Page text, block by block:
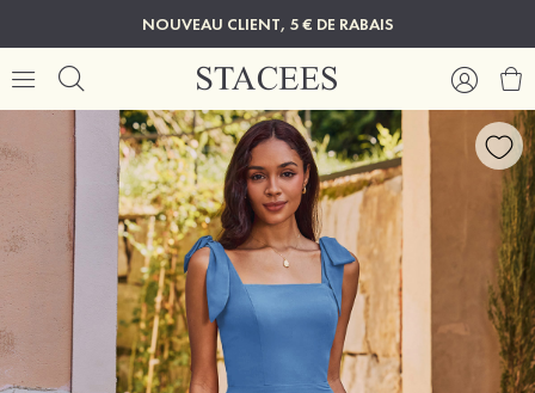
NOUVEAU CLIENT, 5 € DE RABAIS